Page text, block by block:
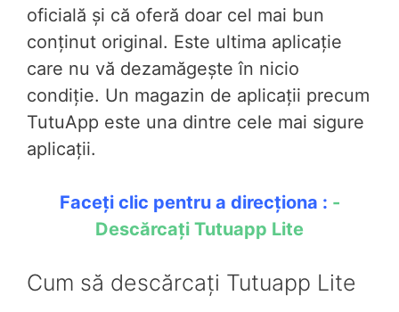
oficială și că oferă doar cel mai bun
conținut original. Este ultima aplicație
care nu vă dezamăgește în nicio
condiție. Un magazin de aplicații precum
TutuApp este una dintre cele mai sigure
aplicații.
Faceți clic pentru a direcționa : -
Descărcați Tutuapp Lite
Cum să descărcați Tutuapp Lite